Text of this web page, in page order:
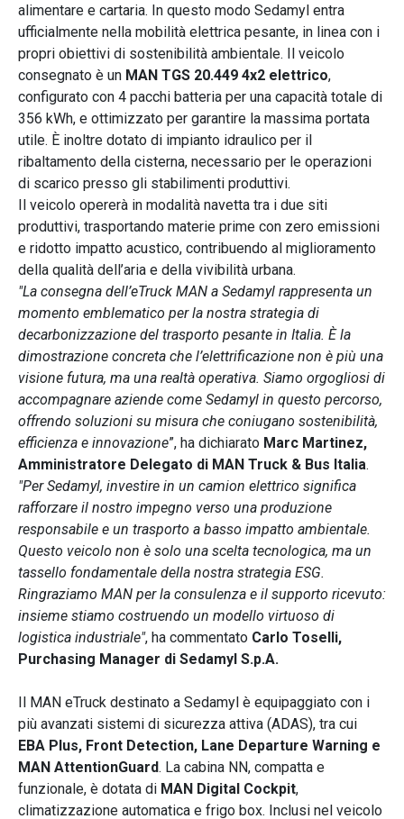
alimentare e cartaria. In questo modo Sedamyl entra
ufficialmente nella mobilità elettrica pesante, in linea con i
propri obiettivi di sostenibilità ambientale. Il veicolo
consegnato è un MAN TGS 20.449 4x2 elettrico,
configurato con 4 pacchi batteria per una capacità totale di
356 kWh, e ottimizzato per garantire la massima portata
utile. È inoltre dotato di impianto idraulico per il
ribaltamento della cisterna, necessario per le operazioni
di scarico presso gli stabilimenti produttivi.
Il veicolo opererà in modalità navetta tra i due siti
produttivi, trasportando materie prime con zero emissioni
e ridotto impatto acustico, contribuendo al miglioramento
della qualità dell’aria e della vivibilità urbana.
"La consegna dell’eTruck MAN a Sedamyl rappresenta un
momento emblematico per la nostra strategia di
decarbonizzazione del trasporto pesante in Italia. È la
dimostrazione concreta che l’elettrificazione non è più una
visione futura, ma una realtà operativa. Siamo orgogliosi di
accompagnare aziende come Sedamyl in questo percorso,
offrendo soluzioni su misura che coniugano sostenibilità,
efficienza e innovazione”, ha dichiarato Marc Martinez,
Amministratore Delegato di MAN Truck & Bus Italia.
"Per Sedamyl, investire in un camion elettrico significa
rafforzare il nostro impegno verso una produzione
responsabile e un trasporto a basso impatto ambientale.
Questo veicolo non è solo una scelta tecnologica, ma un
tassello fondamentale della nostra strategia ESG.
Ringraziamo MAN per la consulenza e il supporto ricevuto:
insieme stiamo costruendo un modello virtuoso di
logistica industriale", ha commentato Carlo Toselli,
Purchasing Manager di Sedamyl S.p.A.
Il MAN eTruck destinato a Sedamyl è equipaggiato con i
più avanzati sistemi di sicurezza attiva (ADAS), tra cui
EBA Plus, Front Detection, Lane Departure Warning e
MAN AttentionGuard. La cabina NN, compatta e
funzionale, è dotata di MAN Digital Cockpit,
climatizzazione automatica e frigo box. Inclusi nel veicolo